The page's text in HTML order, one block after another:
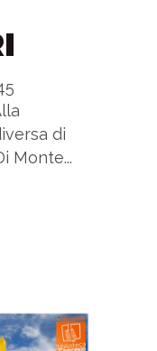
di
Monte...